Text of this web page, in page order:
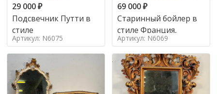
29 000₽
Подсвечник Путти в
стиле
Артикул: N6075
69 000₽
Старинный бойлер в
стиле Франция,
Артикул: N6069